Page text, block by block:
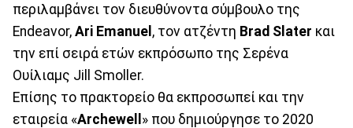
περιλαμβάνει τον διευθύνοντα σύμβουλο της
Endeavor, Ari Emanuel , τον ατζέντη Brad Slater και
την επί σειρά ετών εκπρόσωπο της Σερένα
Ουίλιαμς Jill Smoller.
Επίσης το πρακτορείο θα εκπροσωπεί και την
εταιρεία «Archewell » που δημιούργησε το 2020